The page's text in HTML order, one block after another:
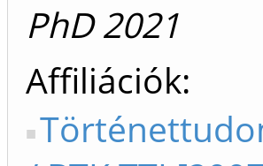
PhD 2021
Affiliációk